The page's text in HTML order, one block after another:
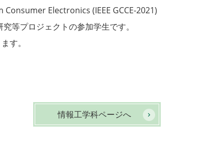
Electronics (IEEE GCCE-2021)
等プロジェクトの参加学生です。
す。
情報工学科ページへ